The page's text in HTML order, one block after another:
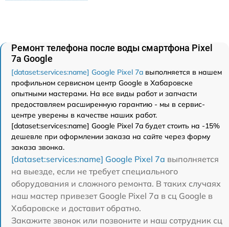
Ремонт телефона после воды смартфона Pixel
7a Google
[dataset:services:name] Google Pixel 7a выполняется в нашем
профильном сервисном центр Google в Хабаровске
опытными мастерами. На все виды работ и запчасти
предоставляем расширенную гарантию - мы в сервис-
центре уверены в качестве наших работ.
[dataset:services:name] Google Pixel 7a будет стоить на -15%
дешевле при оформлении заказа на сайте через форму
заказа звонка.
[dataset:services:name] Google Pixel 7a выполняется
на выезде, если не требует специального
оборудования и сложного ремонта. В таких случаях
наш мастер привезет Google Pixel 7a в сц Google в
Хабаровске и доставит обратно.
Закажите звонок или позвоните и наш сотрудник сц